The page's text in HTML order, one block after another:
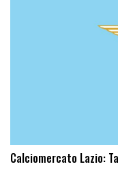
Calciomercato Lazio: